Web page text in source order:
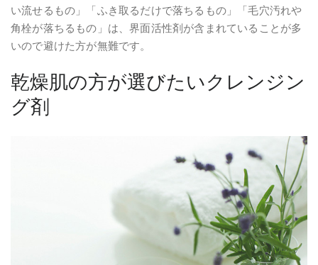
い流せるもの」「ふき取るだけで落ちるもの」「毛穴汚れや
角栓が落ちるもの」は、界面活性剤が含まれていることが多
いので避けた方が無難です。
乾燥肌の方が選びたいクレンジン
グ剤